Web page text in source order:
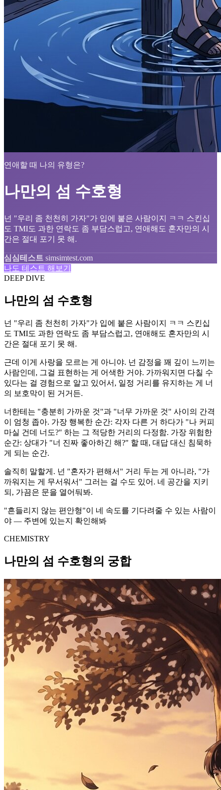
연애할 때 나의 유형은?
나만의 섬 수호형
넌 "우리 좀 천천히 가자"가 입에 붙은 사람이지 ㅋㅋ 스킨십
도 TMI도 과한 연락도 좀 부담스럽고, 연애해도 혼자만의 시
간은 절대 포기 못 해.
심심테스트 simsimtest.com
나도 테스트 해보기
DEEP DIVE
나만의 섬 수호형
넌 "우리 좀 천천히 가자"가 입에 붙은 사람이지 ㅋㅋ 스킨십
도 TMI도 과한 연락도 좀 부담스럽고, 연애해도 혼자만의 시
간은 절대 포기 못 해.
근데 이게 사랑을 모르는 게 아니야. 넌 감정을 꽤 깊이 느끼는
사람인데, 그걸 표현하는 게 어색한 거야. 가까워지면 다칠 수
있다는 걸 경험으로 알고 있어서, 일정 거리를 유지하는 게 너
의 보호막이 된 거거든.
너한테는 "충분히 가까운 것"과 "너무 가까운 것" 사이의 간격
이 엄청 좁아. 가장 행복한 순간: 각자 다른 거 하다가 "나 커피
마실 건데 너도?" 하는 그 적당한 거리의 다정함. 가장 위험한
순간: 상대가 "너 진짜 좋아하긴 해?" 할 때, 대답 대신 침묵하
게 되는 순간.
솔직히 말할게. 넌 "혼자가 편해서" 거리 두는 게 아니라, "가
까워지는 게 무서워서" 그러는 걸 수도 있어. 네 공간을 지키
되, 가끔은 문을 열어둬봐.
"흔들리지 않는 편안형"이 네 속도를 기다려줄 수 있는 사람이
야 — 주변에 있는지 확인해봐
CHEMISTRY
나만의 섬 수호형의 궁합